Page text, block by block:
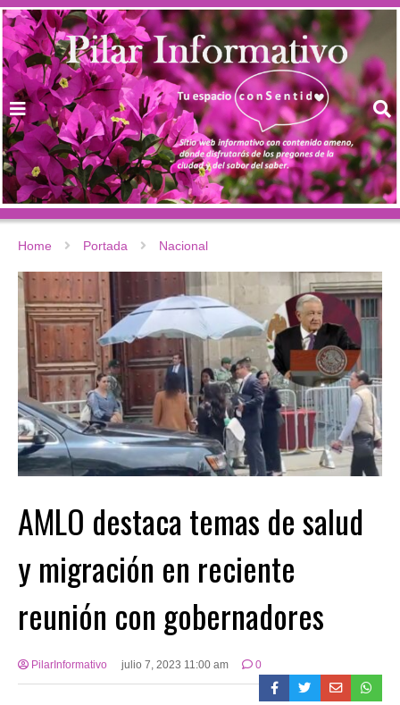
Home Portada Nacional
AMLO destaca temas de salud
y migración en reciente
reunión con gobernadores
PilarInformativo julio 7, 2023 11:00 am 0